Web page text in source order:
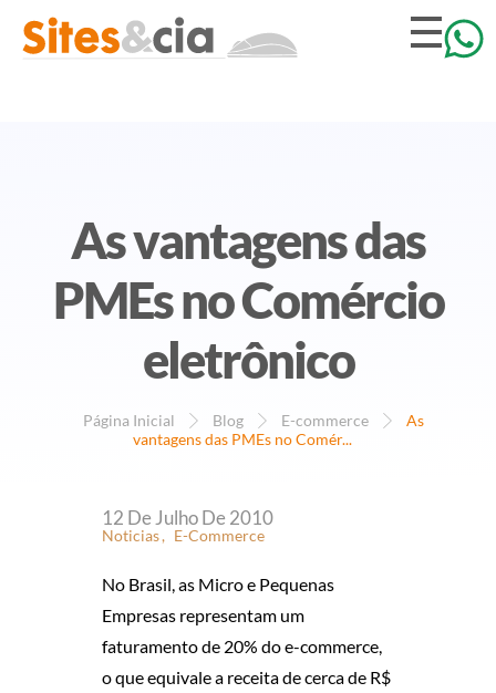
Página Inicial Blog E-commerce
As
vantagens das PMEs no Comér...
As vantagens das
PMEs no Comércio
eletrônico
A
V
A
12 De Julho De 2010
E-Commerce
Noticias
No Brasil, as Micro e Pequenas
Empresas representam um
faturamento de 20% do e-commerce,
o que equivale a receita de cerca de R$